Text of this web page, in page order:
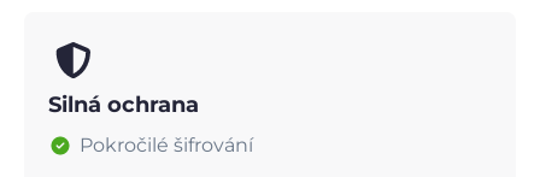
Silná ochrana
Pokročilé šifrování